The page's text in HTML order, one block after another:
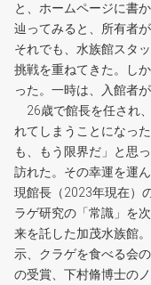
と、ホームページに書
辿ってみると、所有者
それでも、水族館スタ
挑戦を重ねてきた。し
った。一時は、入館者
26歳で館長を任され
れてしまうことになっ
も、もう限界だ」と思
訪れた。その幸運を運
現館長（2023年現在）
ラゲ研究の「常識」を
来を託した加茂水族館
示、クラゲを食べる会
の受賞、下村脩博士の